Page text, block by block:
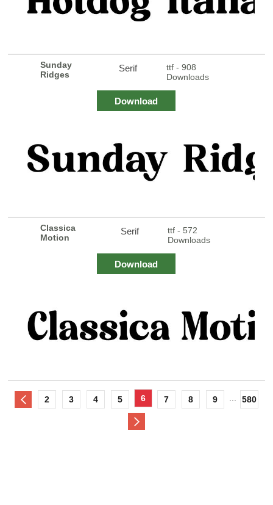
Sunday
Ridges
Serif
ttf - 908
Downloads
Download
Classica
Motion
Serif
ttf - 572
Downloads
Download
2 3 4 5 6 7 8 9 580